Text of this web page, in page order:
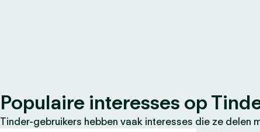
Populaire interesses op
Tinder-gebruikers hebben vaak interesses die ze delen